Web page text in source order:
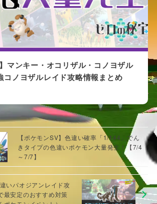
マンキー・オコリザル・コノヨザル
コノヨザルレイド攻略情報まとめ
【ポケモンSV】色違い確率「1/144」でん
きタイプの色違いポケモン大量発生！【7/4
～7/7】
いパオジアンレイド攻
最安定のおすすめ対策